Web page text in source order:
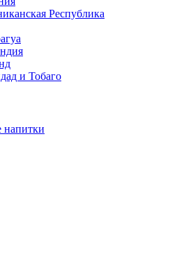
Республика
и Тобаго
напитки